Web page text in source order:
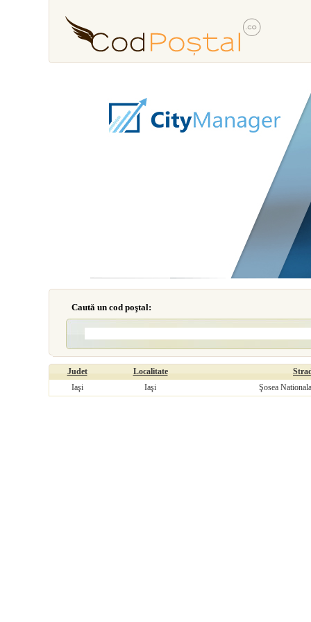
Caută un cod poştal:
Judet Localitate
Iaşi
Iaşi Şosea